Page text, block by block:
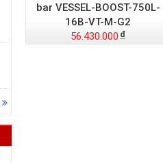
bar VESSEL-BOOST-750L-
16B-VT-M-G2
56.430.000